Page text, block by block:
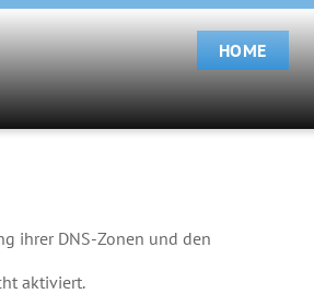
HOME
ihrer DNS-Zonen und den
aktiviert.